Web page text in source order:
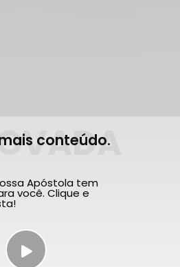
conteúdo.
Apóstola tem
você. Clique e